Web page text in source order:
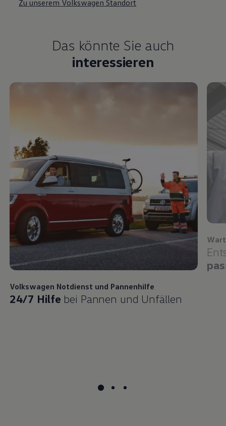
Zu unserem Volkswagen Standort
Das könnte Sie auch
interessieren
Volkswagen Notdienst und Pannenhilfe
24/7 Hilfe bei Pannen und Unfällen